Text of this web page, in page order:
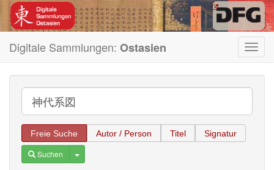
Digitale Sammlungen: Ostasien
Freie Suche Autor / Person Titel Signatur
Suchen Toggle Dropdown